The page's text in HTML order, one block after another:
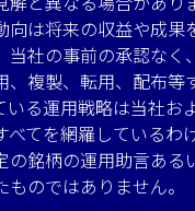
向は将来の収益や成果
当社の事前の承認なく
、複製、転用、配布等
いる運用戦略は当社お
べてを網羅しているわ
の銘柄の運用助言ある
のではありません。